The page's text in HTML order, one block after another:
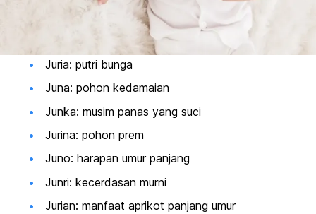
Juria: putri bunga
Juna: pohon kedamaian
Junka: musim panas yang suci
Jurina: pohon prem
Juno: harapan umur panjang
Junri: kecerdasan murni
Jurian: manfaat aprikot panjang umur